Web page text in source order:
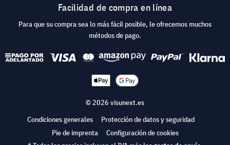
Facilidad de compra en línea
Para que su compra sea lo más fácil posible, le ofrecemos muchos
métodos de pago.
© 2026 visunext.es
Condiciones generales
Protección de datos y seguridad
Pie de imprenta
Configuración de cookies